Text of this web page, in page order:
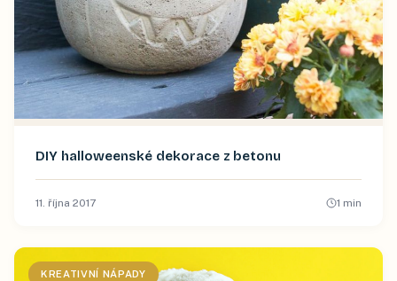
DIY halloweenské dekorace z betonu
11. října 2017 1 min
KREATIVNÍ NÁPADY